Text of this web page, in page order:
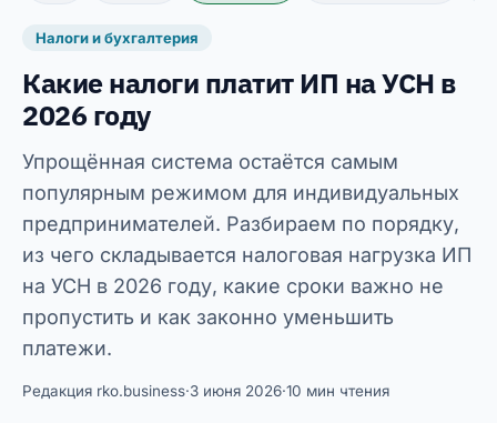
Налоги и бухгалтерия
Какие налоги платит ИП на УСН в
2026 году
Упрощённая система остаётся самым
популярным режимом для индивидуальных
предпринимателей. Разбираем по порядку,
из чего складывается налоговая нагрузка ИП
на УСН в 2026 году, какие сроки важно не
пропустить и как законно уменьшить
платежи.
Редакция rko.business·3 июня 2026·10 мин чтения